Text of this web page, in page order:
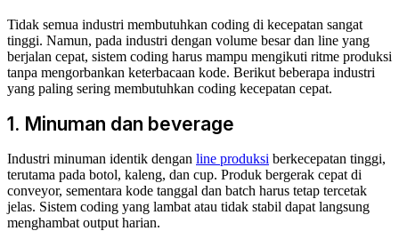
Tidak semua industri membutuhkan coding di kecepatan sangat
tinggi. Namun, pada industri dengan volume besar dan line yang
berjalan cepat, sistem coding harus mampu mengikuti ritme produksi
tanpa mengorbankan keterbacaan kode. Berikut beberapa industri
yang paling sering membutuhkan coding kecepatan cepat.
1. Minuman dan beverage
Industri minuman identik dengan line produksi berkecepatan tinggi,
terutama pada botol, kaleng, dan cup. Produk bergerak cepat di
conveyor, sementara kode tanggal dan batch harus tetap tercetak
jelas. Sistem coding yang lambat atau tidak stabil dapat langsung
menghambat output harian.